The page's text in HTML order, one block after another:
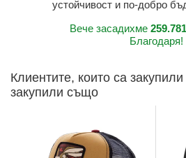
устойчивост и по-добро
Вече засадихме 259.781
Благодаря!
Клиентите, които са
закупили също